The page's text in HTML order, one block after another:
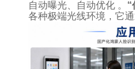
自动曝光、自动优化 。 “
各种极端光线环境，它通